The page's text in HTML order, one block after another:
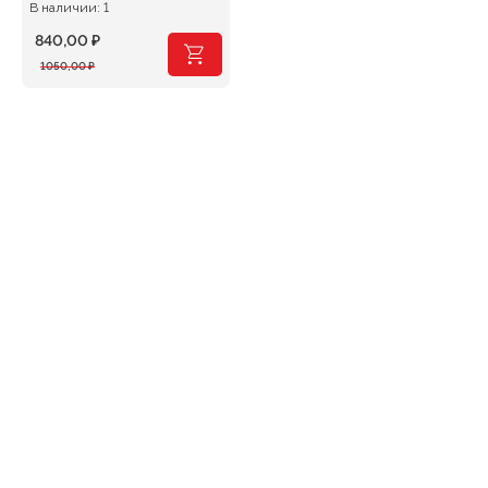
В наличии: 1
1050,00₽
Первоначальная
840,00 ₽
Текущая